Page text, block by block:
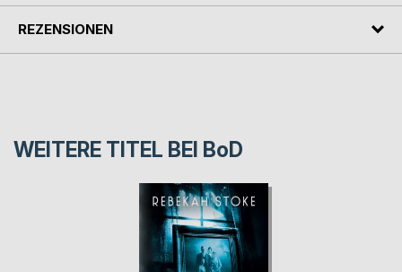
REZENSIONEN
WEITERE TITEL BEI BoD